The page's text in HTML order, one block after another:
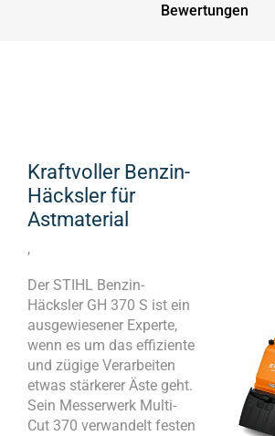
Bewertungen
Kraftvoller Benzin-
Häcksler für
Astmaterial
,
Der STIHL Benzin-
Häcksler GH 370 S ist ein
ausgewiesener Experte,
wenn es um das effiziente
und zügige Verarbeiten
etwas stärkerer Äste geht.
Sein Messerwerk Multi-
Cut 370 verwandelt festen